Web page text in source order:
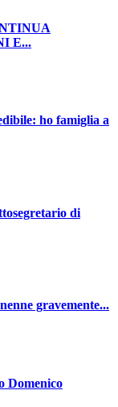
E...
ho famiglia a
di
gravemente...
Domenico